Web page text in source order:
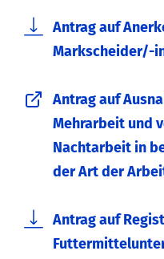
Antrag auf
Markscheider/-
Antrag auf
Mehrarbeit und
Nachtarbeit in
der Art der
Antrag auf